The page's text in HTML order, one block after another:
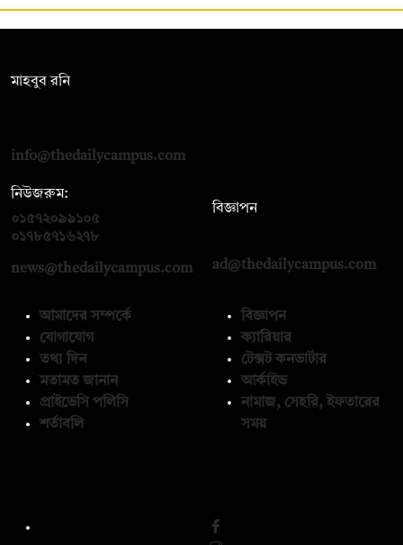
মাহবুব রনি
info@thedailycampus.com
নিউজরুম:
০১৫৭২০৯৯১০৫
০১৭৮৫৭১৬২৭৮
news@thedailycampus.com
বিজ্ঞাপন
ad@thedailycampus.com
আমাদের সম্পর্কে
যোগাযোগ
তথ্য দিন
মতামত জানান
প্রাইভেসি পলিসি
শর্তাবলি
বিজ্ঞাপন
ক্যারিয়ার
টেক্সট কনভার্টার
আর্কাইভ
নামাজ, সেহরি, ইফতারের
সময়